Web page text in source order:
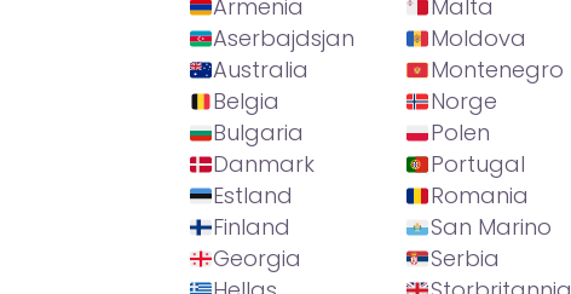
Armenia
Aserbajdsjan
Australia
Belgia
Bulgaria
Danmark
Estland
Finland
Georgia
Malta
Moldova
Montenegro
Norge
Polen
Portugal
Romania
San Marino
Serbia